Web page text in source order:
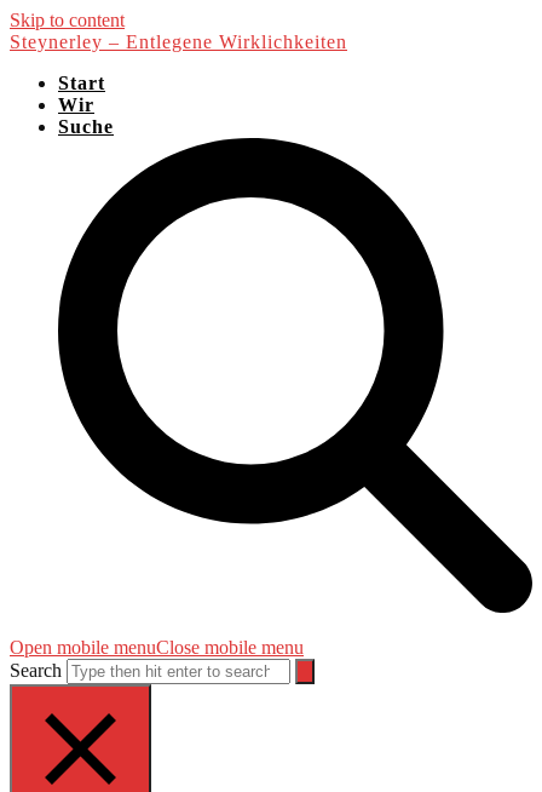
Skip to content
Steynerley – Entlegene Wirklichkeiten
Start
Wir
Suche
Open mobile menuClose mobile menu
Search